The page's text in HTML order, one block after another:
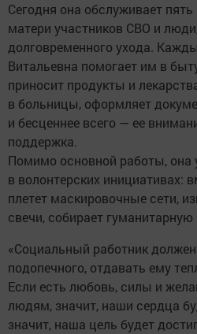
Сегодня она обслуживает
матери участников СВО и
долговременного ухода.
Витальевна помогает им в
приносит продукты и
в больницы, оформляет
и бесценнее всего — ее
поддержка.
Помимо основной работы, она
в волонтерских инициативах:
плетет маскировочные сети,
свечи, собирает
«Социальный работник должен
подопечного, отдавать ему
Если есть любовь, силы и
людям, значит, наши сердца
значит, наша цель будет